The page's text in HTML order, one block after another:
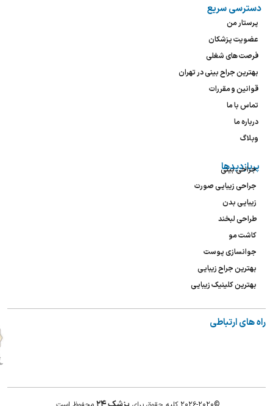
دسترسی سریع
پرستار من
عضویت پزشکان
فرصت های شغلی
بهترین جراح بینی در تهران
قوانین و مقررات
تماس با ما
درباره ما
وبلاگ
پربازدیدها
جراحی بینی
جراحی زیبایی صورت
زیبایی بدن
طراحی لبخند
کاشت مو
جوانسازی پوست
بهترین جراح زیبایی
بهترین کلینیک زیبایی
راه های ارتباطی